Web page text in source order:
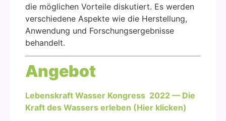
die mög­li­chen Vor­tei­le dis­ku­tiert. Es wer­den
ver­schie­de­ne Aspek­te wie die Her­stel­lung,
Anwen­dung und For­schungs­er­geb­nis­se
behan­delt.
Ange­bot
Lebens­kraft Was­ser Kon­gress 2022 — Die
Kraft des Was­sers erle­ben (Hier kli­cken)